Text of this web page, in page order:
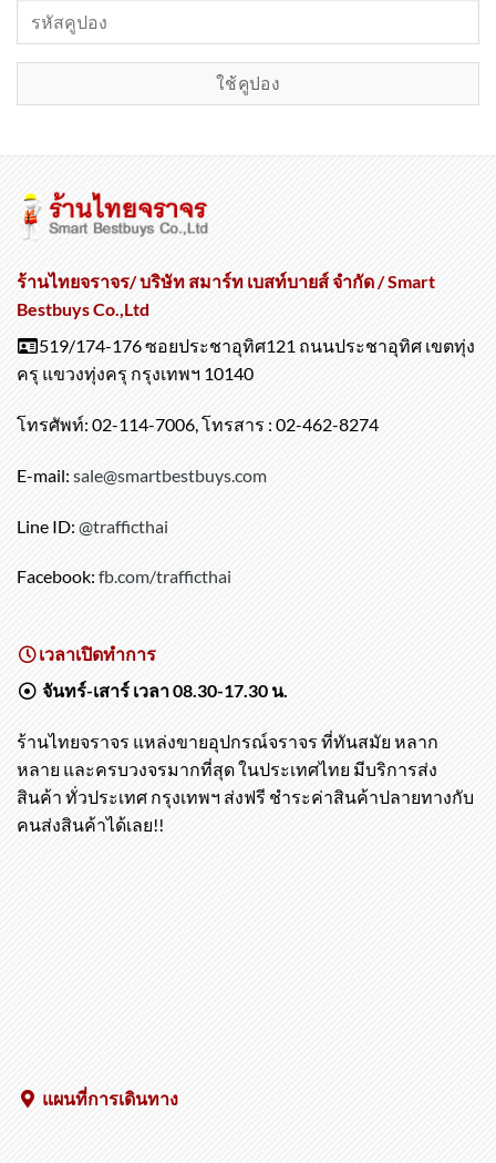
คูปอง:
ใช้คูปอง
ร้านไทยจราจร/ บริษัท สมาร์ท เบสท์บายส์ จำกัด / Smart
Bestbuys Co.,Ltd
519/174-176 ซอยประชาอุทิศ121 ถนนประชาอุทิศ เขตทุ่ง
ครุ แขวงทุ่งครุ กรุงเทพฯ 10140
โทรศัพท์: 02-114-7006, โทรสาร : 02-462-8274
E-mail: sale@smartbestbuys.com
Line ID: @trafficthai
Facebook: fb.com/trafficthai
เวลาเปิดทำการ
จันทร์-เสาร์ เวลา 08.30-17.30 น.
ร้านไทยจราจร แหล่งขายอุปกรณ์จราจร ที่ทันสมัย หลาก
หลาย และครบวงจรมากที่สุด ในประเทศไทย มีบริการส่ง
สินค้า ทั่วประเทศ กรุงเทพฯ ส่งฟรี ชำระค่าสินค้าปลายทางกับ
คนส่งสินค้าได้เลย!!
แผนที่การเดินทาง